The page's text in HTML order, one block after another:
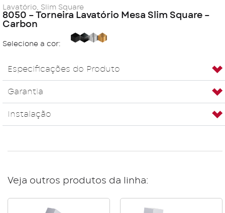
Lavatório, Slim Square
8050 – Torneira Lavatório Mesa Slim Square –
Carbon
Selecione a cor: Black
Carbon
Cromada
Especificações do Produto
Garantia
Instalação
Veja outros produtos da linha: